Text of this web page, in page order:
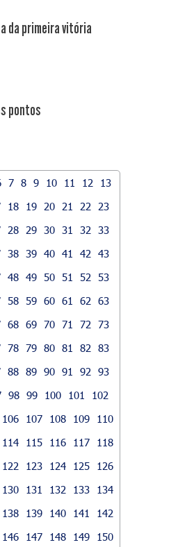
da primeira vitória
pontos
7 8 9 10 11 12
13
18 19 20 21 22
23
28 29 30 31 32
33
38 39 40 41 42
43
48 49 50 51 52
53
58 59 60 61 62
63
68 69 70 71 72
73
78 79 80 81 82
83
88 89 90 91 92
93
98 99 100 101
102
106 107 108 109
110
114 115 116 117
118
122 123 124 125
126
130 131 132 133
134
138 139 140 141
142
146 147 148 149
150